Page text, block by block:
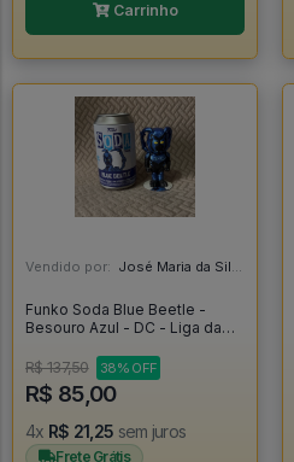
Carrinho
Vendido por: José Maria da Silva Junior - AL
Funko Soda Blue Beetle -
Besouro Azul - DC - Liga da
R$ 137,50
38% OFF
R$ 85,00
4x R$ 21,25 sem juros
Frete Grátis